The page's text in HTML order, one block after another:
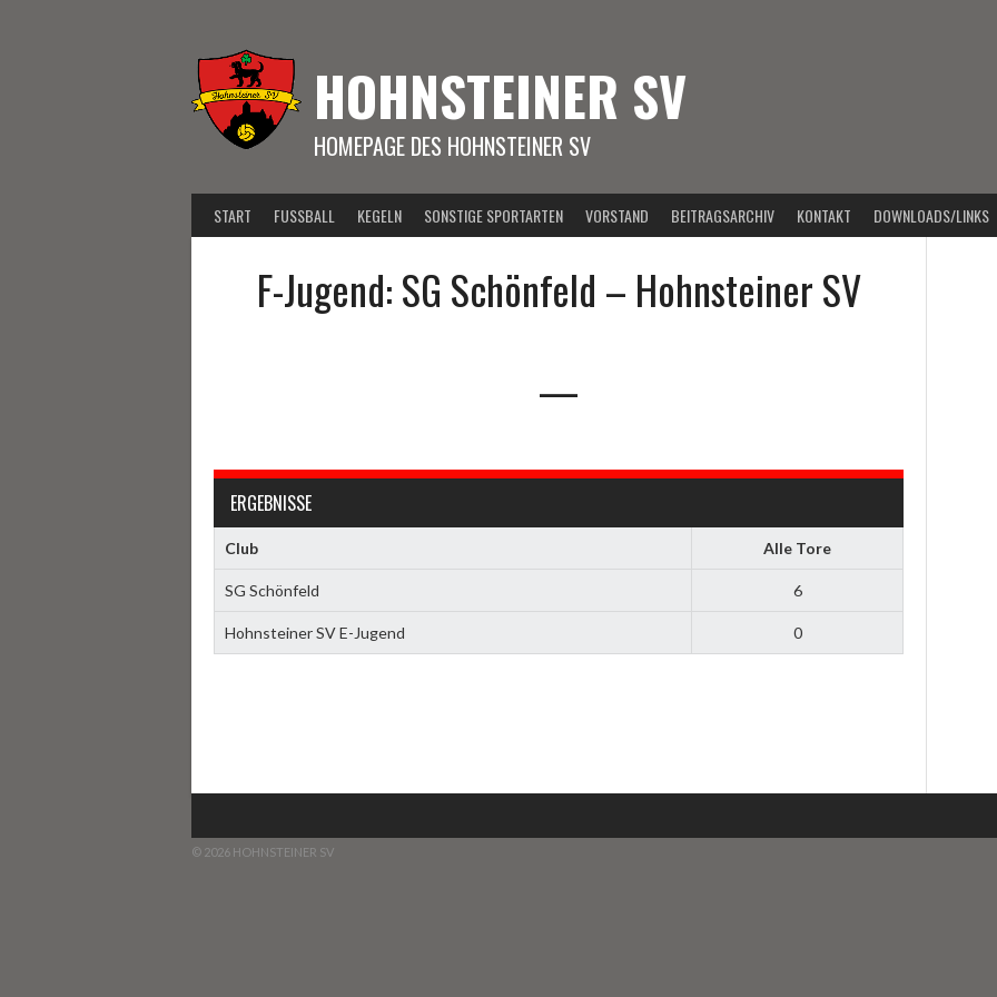
HOHNSTEINER SV
HOMEPAGE DES HOHNSTEINER SV
START FUSSBALL KEGELN SONSTIGE SPORTARTEN VORSTAND BEITRAGSARCHIV KONTAKT DOWNLOADS/LINKS
F-Jugend: SG Schönfeld – Hohnsteiner SV
—
ERGEBNISSE
Club Alle Tore
SG Schönfeld 6
Hohnsteiner SV E-Jugend 0
© 2026 HOHNSTEINER SV